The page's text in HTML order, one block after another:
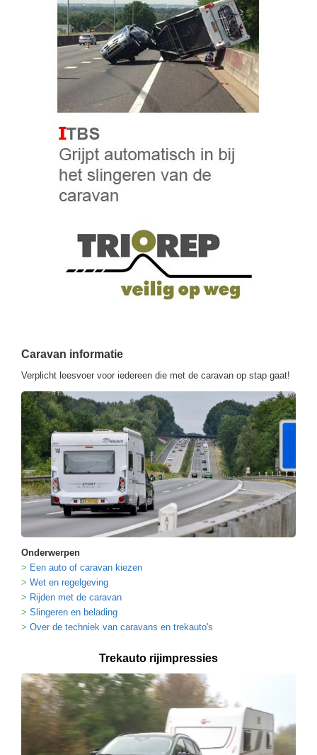
Caravan informatie
Verplicht leesvoer voor iedereen die met de caravan op stap gaat!
Onderwerpen
Een auto of caravan kiezen
Wet en regelgeving
Rijden met de caravan
Slingeren en belading
Over de techniek van caravans en trekauto's
Trekauto rijimpressies